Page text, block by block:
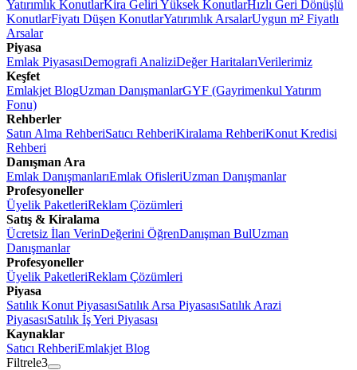
Yatırımlık KonutlarKira Geliri Yüksek KonutlarHızlı Geri Dönüşlü
KonutlarFiyatı Düşen KonutlarYatırımlık ArsalarUygun m² Fiyatlı
Arsalar
Piyasa
Emlak PiyasasıDemografi AnaliziDeğer HaritalarıVerilerimiz
Keşfet
Emlakjet BlogUzman DanışmanlarGYF (Gayrimenkul Yatırım
Fonu)
Rehberler
Satın Alma RehberiSatıcı RehberiKiralama RehberiKonut Kredisi
Rehberi
Danışman Ara
Emlak DanışmanlarıEmlak OfisleriUzman Danışmanlar
Profesyoneller
Üyelik PaketleriReklam Çözümleri
Satış & Kiralama
Ücretsiz İlan VerinDeğerini ÖğrenDanışman BulUzman
Danışmanlar
Profesyoneller
Üyelik PaketleriReklam Çözümleri
Piyasa
Satılık Konut PiyasasıSatılık Arsa PiyasasıSatılık Arazi
PiyasasıSatılık İş Yeri Piyasası
Kaynaklar
Satıcı RehberiEmlakjet Blog
Filtrele3